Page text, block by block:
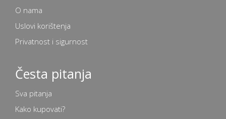
O nama
Uslovi korištenja
Privatnost i sigurnost
Česta pitanja
Sva pitanja
Kako kupovati?